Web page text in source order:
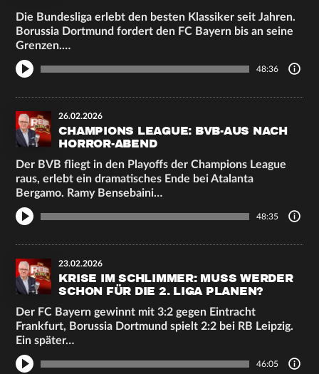
Die Bundesliga erlebt den besten Klassiker seit Jahren.
Borussia Dortmund fordert den FC Bayern bis an seine
Grenzen.…
48:36
26.02.2026
CHAMPIONS LEAGUE: BVB-AUS NACH
HORROR-ABEND
Der BVB fliegt in den Playoffs der Champions League
raus, erlebt ein dramatisches Ende bei Atalanta
Bergamo. Ramy Bensebaini…
48:35
23.02.2026
KRISE IM SCHLIMMER: MUSS WERDER
SCHON FÜR DIE 2. LIGA PLANEN?
Der FC Bayern gewinnt mit 3:2 gegen Eintracht
Frankfurt, Borussia Dortmund spielt 2:2 bei RB Leipzig.
Ein später…
46:05